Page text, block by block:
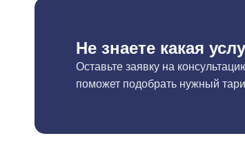
Не знаете какая
Оставьте заявку на
поможет подобрать нужный